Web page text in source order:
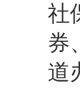
社
券
道